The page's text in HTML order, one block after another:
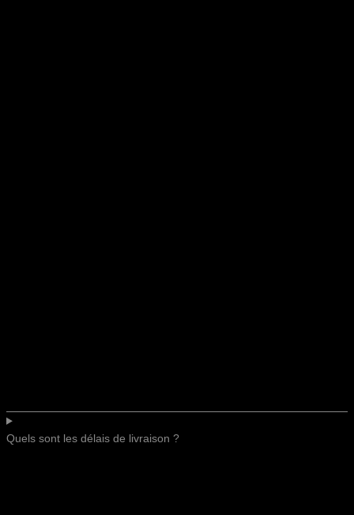
Quels sont les délais de livraison ?